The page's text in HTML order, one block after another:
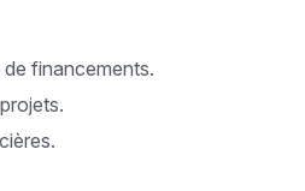
financements.